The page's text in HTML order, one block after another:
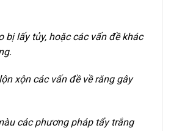
bị lấy tủy, hoặc các vấn đề khác
xộn các vấn đề về răng gây
các phương pháp tẩy trắng